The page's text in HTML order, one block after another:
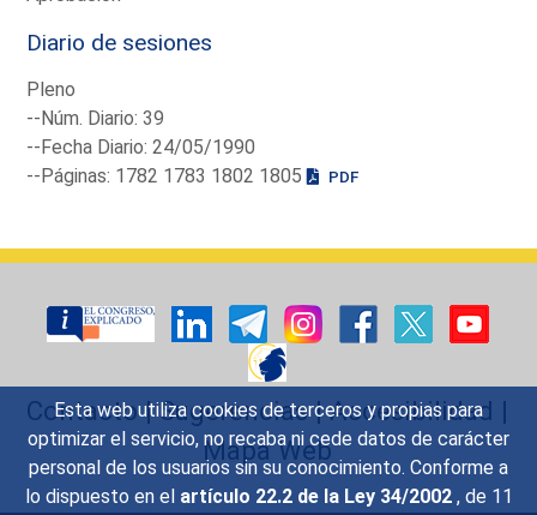
Esta web utiliza cookies de terceros y propias para
optimizar el servicio, no recaba ni cede datos de carácter
personal de los usuarios sin su conocimiento. Conforme a
lo dispuesto en el artículo 22.2 de la Ley 34/2002 , de 11
Diario de sesiones
Pleno
--Núm. Diario: 39
--Fecha Diario: 24/05/1990
--Páginas: 1782 1783 1802 1805
PDF
Contacto|Sugerencias|Accesibilidad |
Mapa Web